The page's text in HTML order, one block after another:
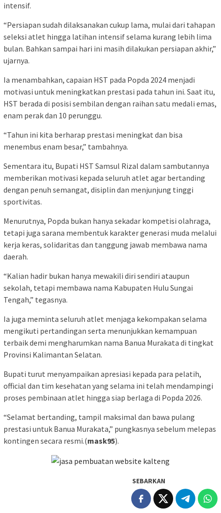
intensif.
“Persiapan sudah dilaksanakan cukup lama, mulai dari tahapan
seleksi atlet hingga latihan intensif selama kurang lebih lima
bulan. Bahkan sampai hari ini masih dilakukan persiapan akhir,”
ujarnya.
Ia menambahkan, capaian HST pada Popda 2024 menjadi
motivasi untuk meningkatkan prestasi pada tahun ini. Saat itu,
HST berada di posisi sembilan dengan raihan satu medali emas,
enam perak dan 10 perunggu.
“Tahun ini kita berharap prestasi meningkat dan bisa
menembus enam besar,” tambahnya.
Sementara itu, Bupati HST Samsul Rizal dalam sambutannya
memberikan motivasi kepada seluruh atlet agar bertanding
dengan penuh semangat, disiplin dan menjunjung tinggi
sportivitas.
Menurutnya, Popda bukan hanya sekadar kompetisi olahraga,
tetapi juga sarana membentuk karakter generasi muda melalui
kerja keras, solidaritas dan tanggung jawab membawa nama
daerah.
“Kalian hadir bukan hanya mewakili diri sendiri ataupun
sekolah, tetapi membawa nama Kabupaten Hulu Sungai
Tengah,” tegasnya.
Ia juga meminta seluruh atlet menjaga kekompakan selama
mengikuti pertandingan serta menunjukkan kemampuan
terbaik demi mengharumkan nama Banua Murakata di tingkat
Provinsi Kalimantan Selatan.
Bupati turut menyampaikan apresiasi kepada para pelatih,
official dan tim kesehatan yang selama ini telah mendampingi
proses pembinaan atlet hingga siap berlaga di Popda 2026.
“Selamat bertanding, tampil maksimal dan bawa pulang
prestasi untuk Banua Murakata,” pungkasnya sebelum melepas
kontingen secara resmi.(mask95).
SEBARKAN